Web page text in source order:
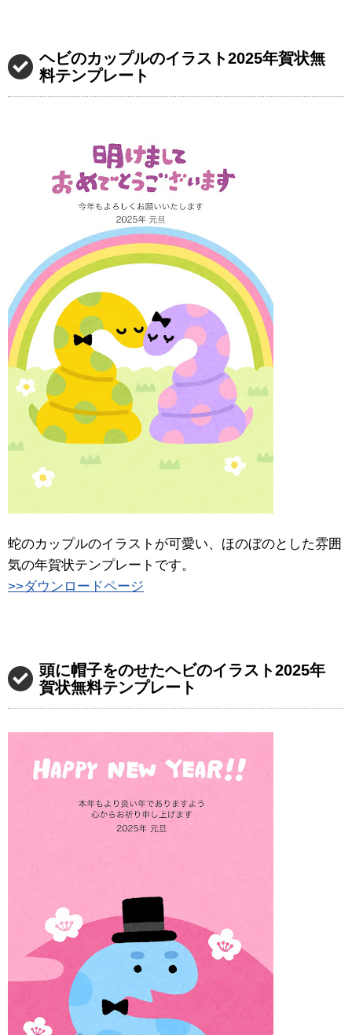
ヘビのカップルのイラスト2025年賀状無
料テンプレート
蛇のカップルのイラストが可愛い、ほのぼのとした雰囲
気の年賀状テンプレートです。
>>ダウンロードページ
頭に帽子をのせたヘビのイラスト2025年
賀状無料テンプレート